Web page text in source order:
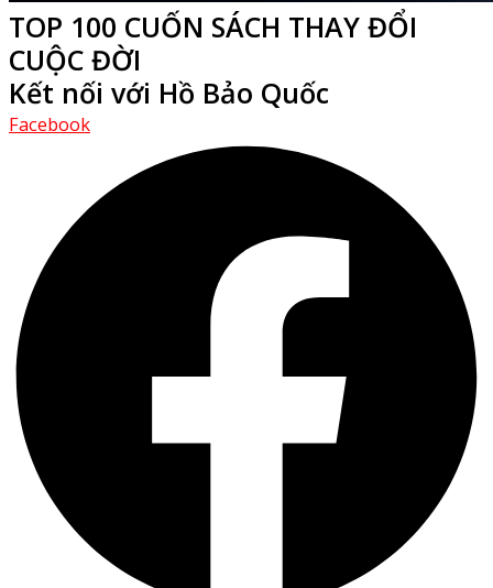
TOP 100 CUỐN SÁCH THAY ĐỔI
CUỘC ĐỜI
Kết nối với Hồ Bảo Quốc
Facebook